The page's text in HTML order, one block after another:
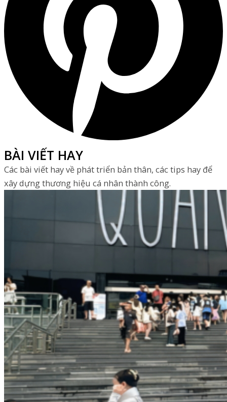
BÀI VIẾT HAY
Các bài viết hay về phát triển bản thân, các tips hay để
xây dựng thương hiệu cá nhân thành công.